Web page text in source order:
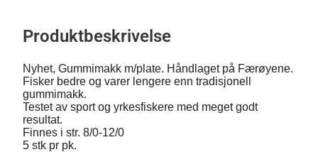
Produktbeskrivelse
Nyhet, Gummimakk m/plate. Håndlaget på Færøyene.
Fisker bedre og varer lengere enn tradisjonell
gummimakk.
Testet av sport og yrkesfiskere med meget godt
resultat.
Finnes i str. 8/0-12/0
5 stk pr pk.